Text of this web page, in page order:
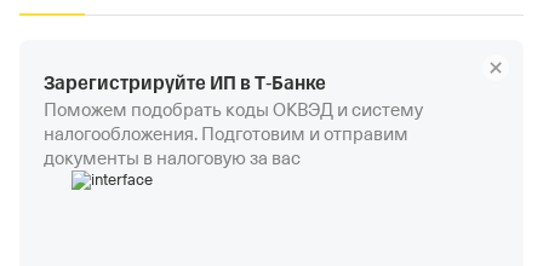
Зарегистрируйте ИП в Т‑Банке
Поможем подобрать коды ОКВЭД и систему
налогообложения. Подготовим и отправим
документы в налоговую за вас